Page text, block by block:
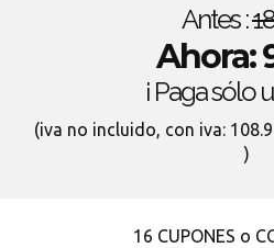
Antes :
Ahora:
¡ Paga sólo
(iva no incluido, con iva:
)
16 CUPONES o